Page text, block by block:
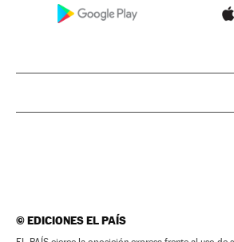
©EDICIONES EL PAÍS